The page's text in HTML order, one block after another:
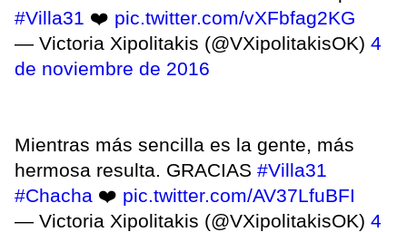
#Villa31 ❤️ pic.twitter.com/vXFbfag2KG
— Victoria Xipolitakis (@VXipolitakisOK) 4
de noviembre de 2016
Mientras más sencilla es la gente, más
hermosa resulta. GRACIAS #Villa31
#Chacha ❤️ pic.twitter.com/AV37LfuBFI
— Victoria Xipolitakis (@VXipolitakisOK) 4